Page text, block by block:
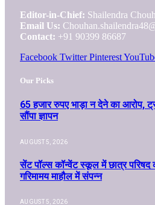
Editor-in-Chief: Shailendra
Email Us:
Contact: +91 90399 86687
Facebook Twitter Pinterest
Our Picks
65 हजार रुपए भाड़ा न देने का आरोप,
सौंपा ज्ञापन
AUGUST 5, 2026
सेंट पॉल्स कॉन्वेंट स्कूल में छात्र परिषद
गरिमामय माहौल में संपन्न
AUGUST 5, 2026